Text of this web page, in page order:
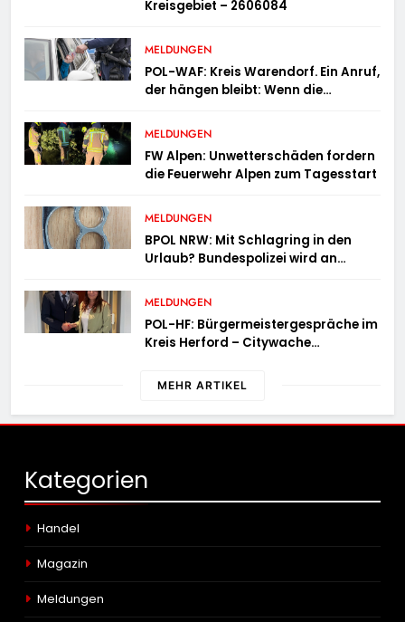
Kreisgebiet – 2606084
MELDUNGEN
POL-WAF: Kreis Warendorf. Ein Anruf,
der hängen bleibt: Wenn die
wieder einholt
MELDUNGEN
FW Alpen: Unwetterschäden fordern
die Feuerwehr Alpen zum Tagesstart
MELDUNGEN
BPOL NRW: Mit Schlagring in den
Urlaub? Bundespolizei wird an
MELDUNGEN
POL-HF: Bürgermeistergespräche im
Kreis Herford – Citywache
Zusammenarbeit in Herford
MEHR ARTIKEL
Kategorien
Handel
Magazin
Meldungen